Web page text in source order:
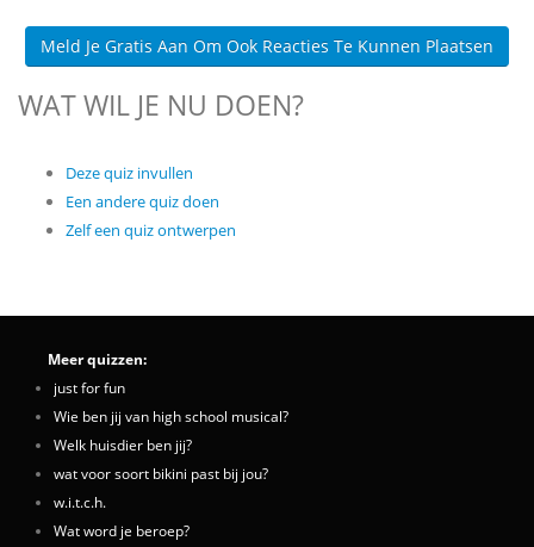
Meld Je Gratis Aan Om Ook Reacties Te Kunnen Plaatsen
WAT WIL JE NU DOEN?
Deze quiz invullen
Een andere quiz doen
Zelf een quiz ontwerpen
Meer quizzen:
just for fun
Wie ben jij van high school musical?
Welk huisdier ben jij?
wat voor soort bikini past bij jou?
w.i.t.c.h.
Wat word je beroep?